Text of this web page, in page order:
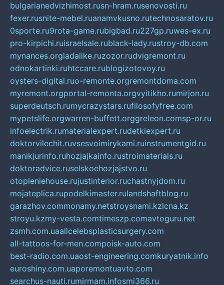
bulgarianedvizhimost.rusn-hram.rusenovosti.ru
fexer.rusnite-mebel.ruanamvkusno.rutechnosaratov.ru
0sporte.ru9rota-game.rubigbad.ru227gp.ruwes-ex.ru
pro-kirpichi.ruisraelsale.rublack-lady.rustroy-db.com
mynances.orgladalike.ruzozor.rudvigremont.ru
odnokartinki.ruhtccare.rublogizotovoy.ru
oysters-digital.ruo-remonte.orgremontdoma.com
myremont.orgportal-remonta.orgvyitikho.rumirjon.ru
superdeutsch.rumycrazystars.rufilosofyfree.com
mypetslife.orgwarren-buffett.orggreleon.comsp-or.ru
infoelectrik.rumaterialexpert.rudetkiexpert.ru
doktorvilechit.ruvsesvoimirykami.ruinstrumentgid.ru
manikjurinfo.ruhozjajkainfo.rustroimaterials.ru
doktoradvice.ruselskoehozjajstvo.ru
otopleniehouse.rujustinterior.ruchastnyjdom.ru
mojateplica.rupodelkimaster.rulandshaftblog.ru
garazhov.commonamy.netstroysnami.kzlcna.kz
stroyu.kzmy-vesta.comtimeszp.comavtoguru.net
zsmh.com.uaallcelebsplasticsurgery.com
all-tattoos-for-men.compoisk-auto.com
best-radio.com.uaost-engineering.comkuryatnik.info
euroshiny.com.uaporemontuavto.com
searchus-nauti.rumirmam.infosmi366.ru